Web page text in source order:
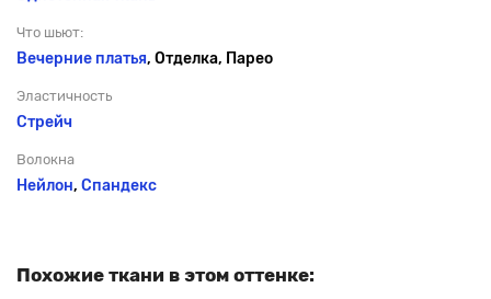
Что шьют:
Вечерние платья, Отделка, Парео
Эластичность
Стрейч
Волокна
Нейлон, Спандекс
Похожие ткани в этом оттенке: